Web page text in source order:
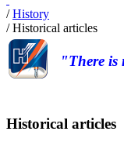
/History
/Historical articles
"There is
Historical articles